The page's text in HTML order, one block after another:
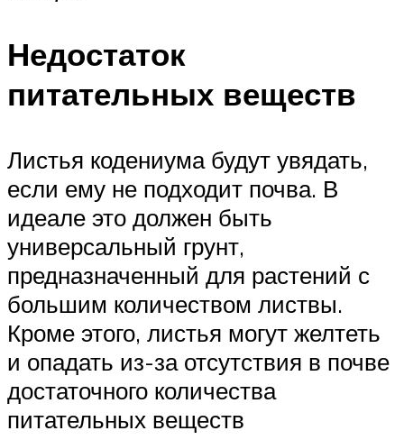
Недостаток
питательных веществ
Листья кодениума будут увядать,
если ему не подходит почва. В
идеале это должен быть
универсальный грунт,
предназначенный для растений с
большим количеством листвы.
Кроме этого, листья могут желтеть
и опадать из-за отсутствия в почве
достаточного количества
питательных веществ